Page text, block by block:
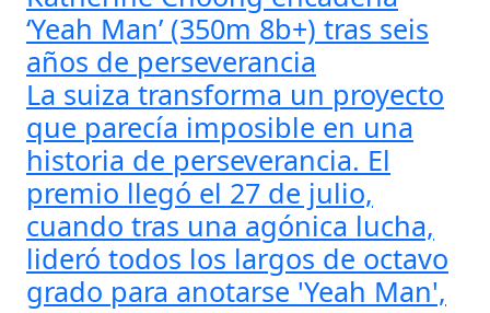
‘Yeah Man’ (350m 8b+) tras seis
años de perseverancia
La suiza transforma un proyecto
que parecía imposible en una
historia de perseverancia. El
premio llegó el 27 de julio,
cuando tras una agónica lucha,
lideró todos los largos de octavo
grado para anotarse 'Yeah Man',